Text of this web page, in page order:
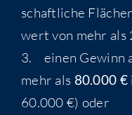
schaft­li­che
wert von mehr als
3. einen Gewinn
mehr als 80.000 €
60.000 €) oder